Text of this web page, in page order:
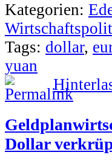
Kategorien:
Tags: dollar,
yuan
Dollar